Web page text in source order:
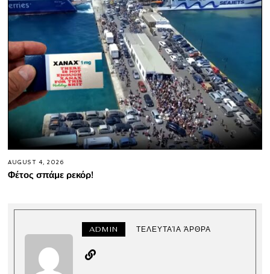
AUGUST 4, 2026
Φέτος σπάμε ρεκόρ!
ADMIN ΤΕΛΕΥΤΑΊΑ ΆΡΘΡΑ